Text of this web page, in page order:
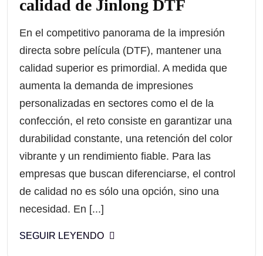
calidad de Jinlong DTF
En el competitivo panorama de la impresión
directa sobre película (DTF), mantener una
calidad superior es primordial. A medida que
aumenta la demanda de impresiones
personalizadas en sectores como el de la
confección, el reto consiste en garantizar una
durabilidad constante, una retención del color
vibrante y un rendimiento fiable. Para las
empresas que buscan diferenciarse, el control
de calidad no es sólo una opción, sino una
necesidad. En [...]
SEGUIR LEYENDO